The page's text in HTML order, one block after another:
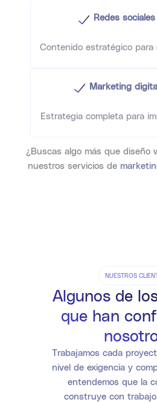
Redes
Contenido estratégico
Marketing
Estrategia completa para
¿Buscas algo más que diseño
nuestros servicios de
NUESTROS
Algunos de
que han
Trabajamos cada
nivel de exigencia y
entendemos que la
construye con trabajo